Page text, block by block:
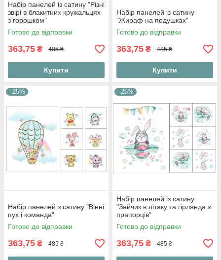
Набір панелей із сатину "Різні
звірі в блакитних кружальцях
з горошком"
Готово до відправки
363,75 ₴ 485 ₴
Купити
Набір панелей із сатину
"Жираф на подушках"
Готово до відправки
363,75 ₴ 485 ₴
Купити
–25%
Набір панелей з сатину "Вінні
пух і команда"
Готово до відправки
363,75 ₴ 485 ₴
–25%
Набір панелей із сатину
"Зайчик в літаку та гірлянда з
прапорців"
Готово до відправки
363,75 ₴ 485 ₴